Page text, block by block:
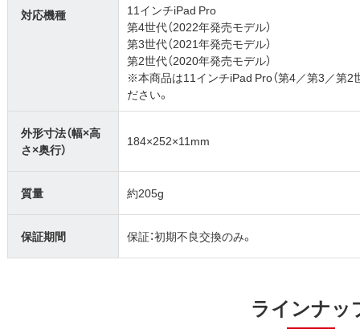
対応機種
11インチiPad Pro
第4世代（2022年発売モデル）
第3世代（2021年発売モデル）
第2世代（2020年発売モデル）
※本商品は11インチiPad Pro（第4／第3／第2
ださい。
外形寸法（幅×高
さ×奥行）
184×252×11mm
質量 約205g
保証期間 保証：初期不良交換のみ。
ラインナッ